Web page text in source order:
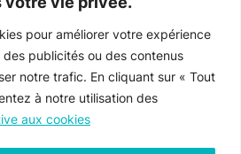
pour améliorer votre expérience
publicités ou des contenus
notre trafic. En cliquant sur « Tout
à notre utilisation des
aux cookies
à nos partenaires